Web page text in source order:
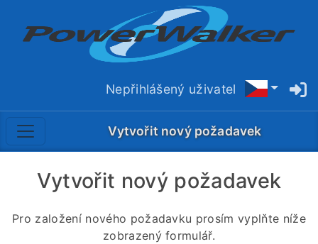
Nepřihlášený uživatel
Vytvořit nový požadavek
Vytvořit nový požadavek
Pro založení nového požadavku prosím vyplňte níže
zobrazený formulář.